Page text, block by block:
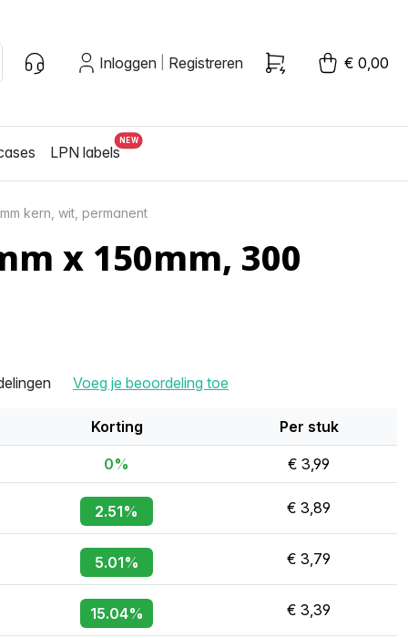
Inloggen Registreren € 0,00
LPN labels
kern, wit, permanent
x 150mm, 300
Voeg je beoordeling toe
Korting Per stuk
0% € 3,99
2.51% € 3,89
5.01% € 3,79
15.04% € 3,39